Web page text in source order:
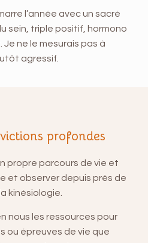
l’année avec un sacré
sein, triple positif, hormono
ne le mesurais pas à
agressif.
profondes
propre parcours de vie et
et observer depuis près de
kinésiologie.
nous les ressources pour
ou épreuves de vie que